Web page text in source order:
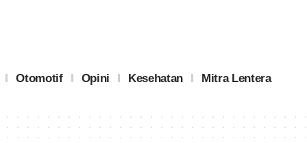
Otomotif Opini Kesehatan Mitra Lentera